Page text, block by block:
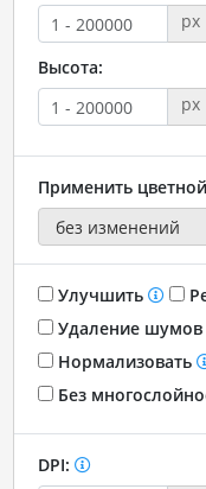
px
Высота:
px
Применить
Улучшить
Удаление шумов
Нормализовать
Без
DPI: